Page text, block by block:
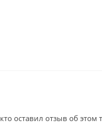
оставил отзыв об этом